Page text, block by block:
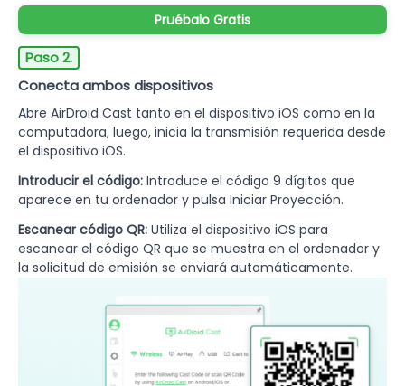
Pruébalo Gratis
Paso 2.
Conecta ambos dispositivos
Abre AirDroid Cast tanto en el dispositivo iOS como en la
computadora, luego, inicia la transmisión requerida desde
el dispositivo iOS.
Introducir el código: Introduce el código 9 dígitos que
aparece en tu ordenador y pulsa Iniciar Proyección.
Escanear código QR: Utiliza el dispositivo iOS para
escanear el código QR que se muestra en el ordenador y
la solicitud de emisión se enviará automáticamente.